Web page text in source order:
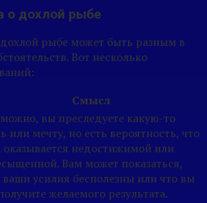
о дохлой рыбе
рыбе может быть разным в
Вот несколько
Смысл
вы преследуете какую-то
или мечту, но есть вероятность, что
оказывается недостижимой или
Вам может показаться,
ваши усилия бесполезны или что вы
желаемого результата.